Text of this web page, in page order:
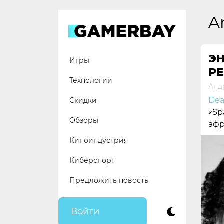
Игры
Технологии
Скидки
Обзоры
Киноиндустрия
Киберспорт
Предложить новость
Войти